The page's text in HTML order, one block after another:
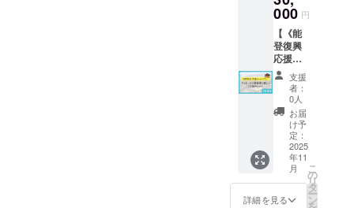
りいた
しま
す。 ※
お気持
ち支援
プラン
はA・
B・C・
Dいずれ
もリ
ターン
の内容
は同じ
です。
付とな
りま
す。
000 円
【《能
登復興
応援チ
ケット
プラ
ン》ゲ
ストハ
ウス黒
島様で
使える
応援チ
ケット
（1名様
分）】
支援
者：
0人
お届
け予
定：
2025
年11
月
詳細を見る
こ
の
リ
タ
ー
ン